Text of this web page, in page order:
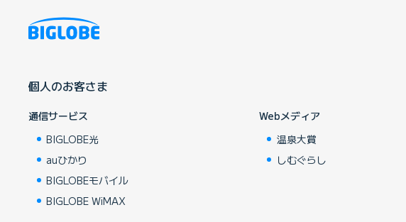
個人のお客さま
通信サービス
BIGLOBE光
auひかり
BIGLOBEモバイル
BIGLOBE WiMAX
Webメディア
温泉大賞
しむぐらし